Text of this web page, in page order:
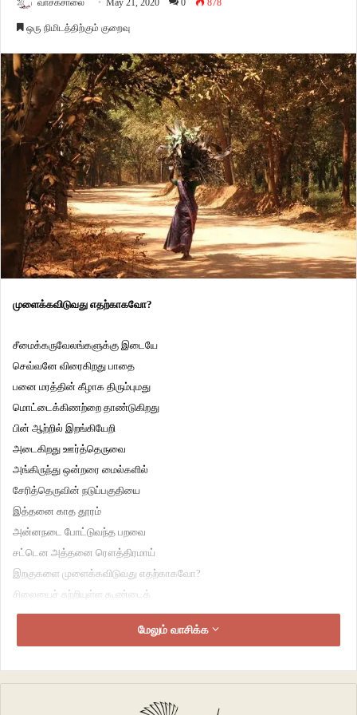
வாசகசாலை May 21, 2020 0 878
ஒரு நிமிடத்திற்கும் குறைவு
முளைக்கவிடுவது எதற்காகவோ?
சீமைக்கருவேலங்களுக்கு இடையே
செவ்வனே விரைகிறது பாதை
பனை மரத்தின் கீழாக திரும்புமது
மொட்டைக்கிணற்றை தாண்டுகிறது
பின் ஆற்றில் இறங்கியேறி
அடைகிறது ஊர்த்தெருவை
அங்கிருந்து ஒன்றரை மைல்களில்
சேரித்தெருவின் நடுப்பகுதியை
இத்தனை காத தூரம்
அன்னநடை போட்டுவந்த பறவை
சட்டென அத்தனை ரௌத்திரமாய்
இறகுகளை முளைக்கவிடுவது எதற்காகவோ?
சிலையைச் சுற்றியுள்ள கூண்டைக்
கண்டதாலா!
மேலும் வாசிக்க